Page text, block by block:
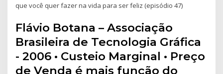
que você quer fazer na vida para ser feliz (episódio 47)
Flávio Botana – Associação
Brasileira de Tecnologia Gráfica
- 2006 • Custeio Marginal • Preço
de Venda é mais função do